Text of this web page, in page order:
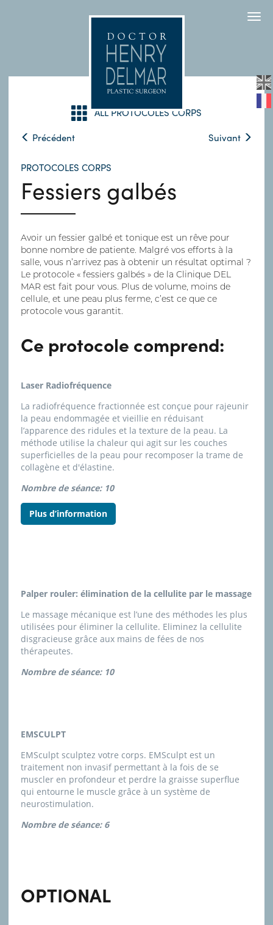
ALL PROTOCOLES CORPS
Précédent
Suivant
PROTOCOLES CORPS
Fessiers galbés
Avoir un fessier galbé et tonique est un rêve pour
bonne nombre de patiente. Malgré vos efforts à la
salle, vous n’arrivez pas à obtenir un résultat optimal ?
Le protocole « fessiers galbés » de la Clinique DEL
MAR est fait pour vous. Plus de volume, moins de
cellule, et une peau plus ferme, c’est ce que ce
protocole vous garantit.
Ce protocole comprend:
Laser Radiofréquence
La radiofréquence fractionnée est conçue pour rajeunir
la peau endommagée et vieillie en réduisant
l’apparence des ridules et la texture de la peau. La
méthode utilise la chaleur qui agit sur les couches
superficielles de la peau pour recomposer la trame de
collagène et d'élastine.
Nombre de séance: 10
Plus d’information
Palper rouler: élimination de la cellulite par le massage
Le massage mécanique est l’une des méthodes les plus
utilisées pour éliminer la cellulite. Eliminez la cellulite
disgracieuse grâce aux mains de fées de nos
thérapeutes.
Nombre de séance: 10
EMSCULPT
EMSculpt sculptez votre corps. EMSculpt est un
traitement non invasif permettant à la fois de se
muscler en profondeur et perdre la graisse superflue
qui entourne le muscle grâce à un système de
neurostimulation.
Nombre de séance: 6
OPTIONAL